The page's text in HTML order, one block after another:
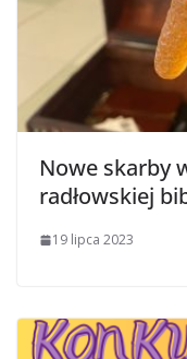
Nowe skarby
radłowskiej
19 lipca 2023